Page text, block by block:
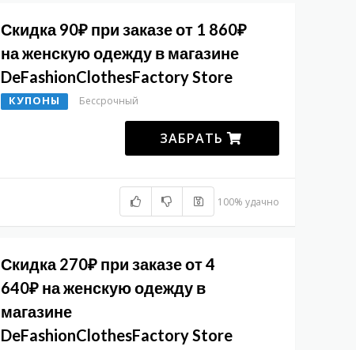
Скидка 90₽ при заказе от 1 860₽
на женскую одежду в магазине
DeFashionClothesFactory Store
КУПОНЫ Бессрочный
ЗАБРАТЬ
100% удачно
Скидка 270₽ при заказе от 4
640₽ на женскую одежду в
магазине
DeFashionClothesFactory Store